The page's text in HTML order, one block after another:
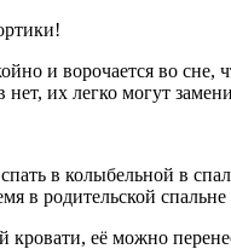
и ворочается во
их легко могут
в колыбельной в
в родительской
её можно